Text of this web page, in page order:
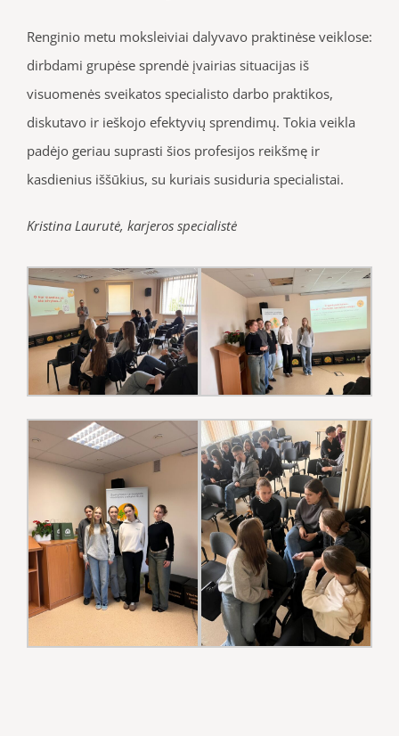
Renginio metu moksleiviai dalyvavo praktinėse veiklose:
dirbdami grupėse sprendė įvairias situacijas iš
visuomenės sveikatos specialisto darbo praktikos,
diskutavo ir ieškojo efektyvių sprendimų. Tokia veikla
padėjo geriau suprasti šios profesijos reikšmę ir
kasdienius iššūkius, su kuriais susiduria specialistai.
Kristina Laurutė, karjeros specialistė